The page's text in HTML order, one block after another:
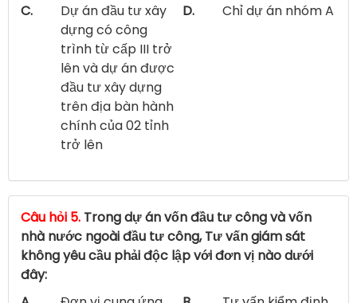
C.
Dự án đầu tư xây
dựng có công
trình từ cấp III trở
lên và dự án được
đầu tư xây dựng
trên địa bàn hành
chính của 02 tỉnh
trở lên
D. Chỉ dự án nhóm A
Câu hỏi 5. Trong dự án vốn đầu tư công và vốn
nhà nước ngoài đầu tư công, Tư vấn giám sát
không yêu cầu phải độc lập với đơn vị nào dưới
đây: